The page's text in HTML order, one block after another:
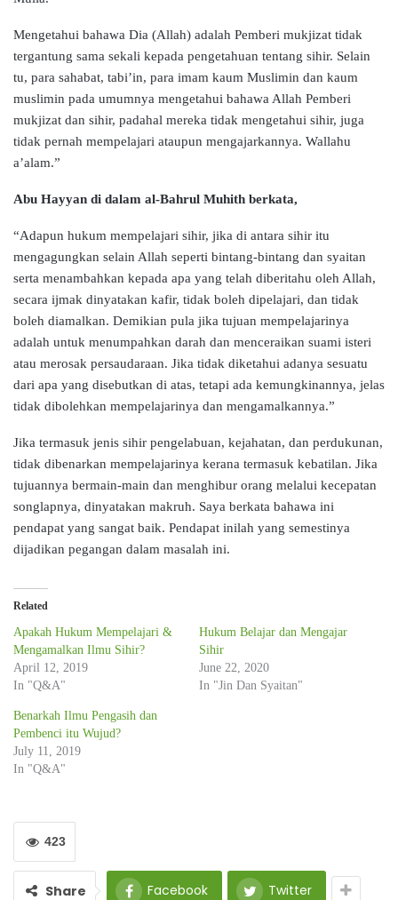
Mengetahui bahawa Dia (Allah) adalah Pemberi mukjizat tidak
tergantung sama sekali kepada pengetahuan tentang sihir. Selain
tu, para sahabat, tabi’in, para imam kaum Muslimin dan kaum
muslimin pada umumnya mengetahui bahawa Allah Pemberi
mukjizat dan sihir, padahal mereka tidak mengetahui sihir, juga
tidak pernah mempelajari ataupun mengajarkannya. Wallahu
a’alam.”
Abu Hayyan di dalam al-Bahrul Muhith berkata,
“Adapun hukum mempelajari sihir, jika di antara sihir itu
mengagungkan selain Allah seperti bintang-bintang dan syaitan
serta menambahkan kepada apa yang telah diberitahu oleh Allah,
secara ijmak dinyatakan kafir, tidak boleh dipelajari, dan tidak
boleh diamalkan. Demikian pula jika tujuan mempelajarinya
adalah untuk menumpahkan darah dan menceraikan suami isteri
atau merosak persaudaraan. Jika tidak diketahui adanya sesuatu
dari apa yang disebutkan di atas, tetapi ada kemungkinannya, jelas
tidak dibolehkan mempelajarinya dan mengamalkannya.”
Jika termasuk jenis sihir pengelabuan, kejahatan, dan perdukunan,
tidak dibenarkan mempelajarinya kerana termasuk kebatilan. Jika
tujuannya bermain-main dan menghibur orang melalui kecepatan
songlapnya, dinyatakan makruh. Saya berkata bahawa ini
pendapat yang sangat baik. Pendapat inilah yang semestinya
dijadikan pegangan dalam masalah ini.
Related
Apakah Hukum Mempelajari &
Mengamalkan Ilmu Sihir?
April 12, 2019
In "Q&A"
Hukum Belajar dan Mengajar
Sihir
June 22, 2020
In "Jin Dan Syaitan"
Benarkah Ilmu Pengasih dan
Pembenci itu Wujud?
July 11, 2019
In "Q&A"
423
Share Facebook Twitter